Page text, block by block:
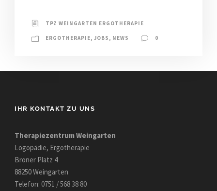
TPZ WEINGARTEN ERGOTHERAPIE
ERGOTHERAPIE, JOBS , NEWS 0
IHR KONTAKT ZU UNS
Therapiezentrum Weingarten
Logopädie, Ergotherapie
Broner Platz 4
88250 Weingarten
Telefon: 0751 / 568 38 80